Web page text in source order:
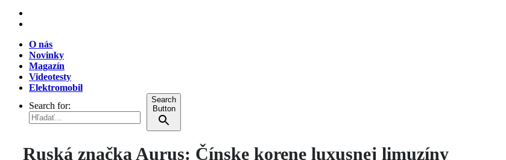
O nás
Novinky
Magazín
Videotesty
Elektromobil
Search for:
Search
Button
Ruská značka Aurus: Čínske korene luxusnej limuzíny